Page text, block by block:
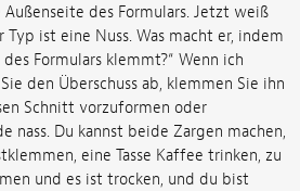
des Formulars. Jetzt weiß
Typ ist eine Nuss. Was macht er, indem
Formulars klemmt?“ Wenn ich
den Überschuss ab, klemmen Sie ihn
Schnitt vorzuformen oder
nass. Du kannst beide Zargen machen,
eine Tasse Kaffee trinken, zu
und es ist trocken, und du bist